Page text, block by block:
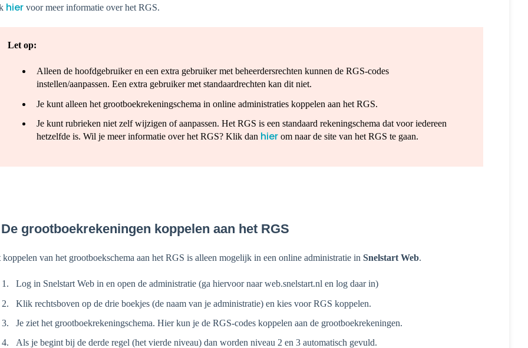
hiervoor meer informatie over het RGS.
Let op:
Alleen de hoofdgebruiker en een extra gebruiker met beheerdersrechten kunnen de RGS-codes
instellen/aanpassen. Een extra gebruiker met standaardrechten kan dit niet.
Je kunt alleen het grootboekrekeningschema in online administraties koppelen aan het RGS.
Je kunt rubrieken niet zelf wijzigen of aanpassen. Het RGS is een standaard rekeningschema dat voor iedereen
hetzelfde is. Wil je meer informatie over het RGS? Klik dan hierom naar de site van het RGS te gaan.
grootboekrekeningen koppelen aan het RGS
koppelen van het grootboekschema aan het RGS is alleen mogelijk in een online administratie in Snelstart Web.
Log in Snelstart Web in en open de administratie (ga hiervoor naar web.snelstart.nl en log daar in)
Klik rechtsboven op de drie boekjes (de naam van je administratie) en kies voor RGS koppelen.
Je ziet het grootboekrekeningschema. Hier kun je de RGS-codes koppelen aan de grootboekrekeningen.
Als je begint bij de derde regel (het vierde niveau) dan worden niveau 2 en 3 automatisch gevuld.